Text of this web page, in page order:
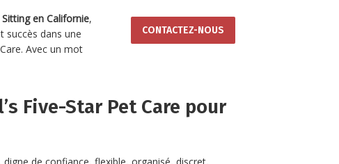
CONTACTEZ-NOUS
en Californie,
succès dans une
Avec un mot
Five-Star Pet Care pour